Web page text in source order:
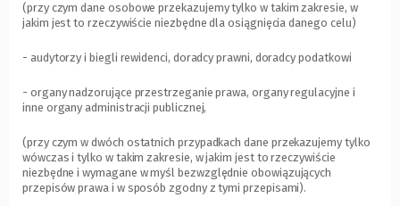
(przy czym dane osobowe przekazujemy tylko w takim zakresie, w
jakim jest to rzeczywiście niezbędne dla osiągnięcia danego celu)
- audytorzy i biegli rewidenci, doradcy prawni, doradcy podatkowi
- organy nadzorujące przestrzeganie prawa, organy regulacyjne i
inne organy administracji publicznej,
(przy czym w dwóch ostatnich przypadkach dane przekazujemy tylko
wówczas i tylko w takim zakresie, w jakim jest to rzeczywiście
niezbędne i wymagane w myśl bezwzględnie obowiązujących
przepisów prawa i w sposób zgodny z tymi przepisami).